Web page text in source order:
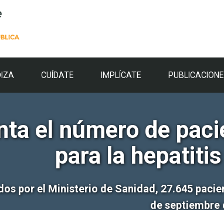
CUÍDATE IMPLÍCATE
el número de
para la
por el Ministerio de Sanidad, 27.645
de septiembre